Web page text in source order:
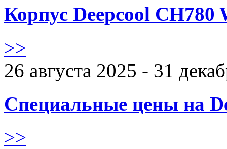
Корпус Deepcool CH780
>>
26 августа 2025 - 31
Специальные цены на
>>